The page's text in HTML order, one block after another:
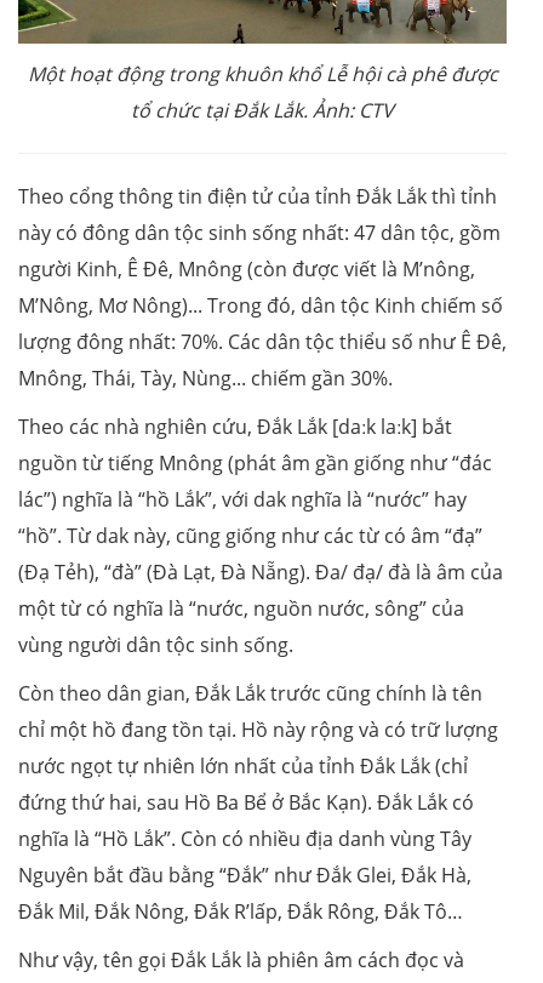
Một hoạt động trong khuôn khổ Lễ hội cà phê được
tổ chức tại Đắk Lắk. Ảnh: CTV
Theo cổng thông tin điện tử của tỉnh Đắk Lắk thì tỉnh
này có đông dân tộc sinh sống nhất: 47 dân tộc, gồm
người Kinh, Ê Đê, Mnông (còn được viết là M’nông,
M’Nông, Mơ Nông)... Trong đó, dân tộc Kinh chiếm số
lượng đông nhất: 70%. Các dân tộc thiểu số như Ê Đê,
Mnông, Thái, Tày, Nùng... chiếm gần 30%.
Theo các nhà nghiên cứu, Đắk Lắk [daːk laːk] bắt
nguồn từ tiếng Mnông (phát âm gần giống như “đác
lác”) nghĩa là “hồ Lắk”, với dak nghĩa là “nước” hay
“hồ”. Từ dak này, cũng giống như các từ có âm “đạ”
(Đạ Tẻh), “đà” (Đà Lạt, Đà Nẵng). Đa/ đạ/ đà là âm của
một từ có nghĩa là “nước, nguồn nước, sông” của
vùng người dân tộc sinh sống.
Còn theo dân gian, Đắk Lắk trước cũng chính là tên
chỉ một hồ đang tồn tại. Hồ này rộng và có trữ lượng
nước ngọt tự nhiên lớn nhất của tỉnh Đắk Lắk (chỉ
đứng thứ hai, sau Hồ Ba Bể ở Bắc Kạn). Đắk Lắk có
nghĩa là “Hồ Lắk”. Còn có nhiều địa danh vùng Tây
Nguyên bắt đầu bằng “Đắk” như Đắk Glei, Đắk Hà,
Đắk Mil, Đắk Nông, Đắk R’lấp, Đắk Rông, Đắk Tô…
Như vậy, tên gọi Đắk Lắk là phiên âm cách đọc và